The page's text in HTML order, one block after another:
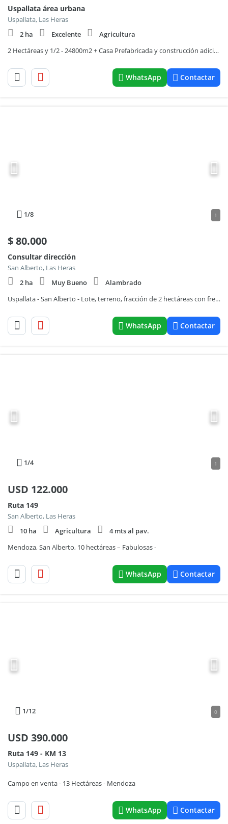
Uspallata área urbana
Uspallata, Las Heras
2 ha
Excelente
Agricultura
2 Hectáreas y 1/2 - 24800m2 + Casa Prefabricada y construcción adicional. Luz, agua potable, riego.
WhatsApp Contactar
1/8 1
$80.000
Consultar dirección
San Alberto, Las Heras
2 ha
Muy Bueno
Alambrado
Uspallata - San Alberto - Lote, terreno, fracción de 2 hectáreas con frente a Ruta Nac.149.
WhatsApp Contactar
1/4 1
USD 122.000
Ruta 149
San Alberto, Las Heras
10 ha
Agricultura
4 mts al pav.
Mendoza, San Alberto, 10 hectáreas – Fabulosas -
WhatsApp Contactar
1/12 0
USD 390.000
Ruta 149 - KM 13
Uspallata, Las Heras
Campo en venta - 13 Hectáreas - Mendoza
WhatsApp Contactar